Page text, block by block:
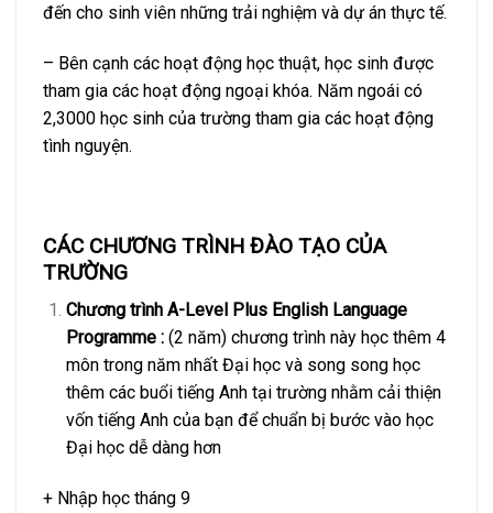
đến cho sinh viên những trải nghiệm và dự án thực tế.
– Bên cạnh các hoạt động học thuật, học sinh được
tham gia các hoạt động ngoại khóa. Năm ngoái có
2,3000 học sinh của trường tham gia các hoạt động
tình nguyện.
CÁC CHƯƠNG TRÌNH ĐÀO TẠO CỦA
TRƯỜNG
Chương trình A-Level Plus English Language
Programme :(2 năm) chương trình này học thêm 4
môn trong năm nhất Đại học và song song học
thêm các buổi tiếng Anh tại trường nhằm cải thiện
vốn tiếng Anh của bạn để chuẩn bị bước vào học
Đại học dễ dàng hơn
+ Nhập học tháng 9